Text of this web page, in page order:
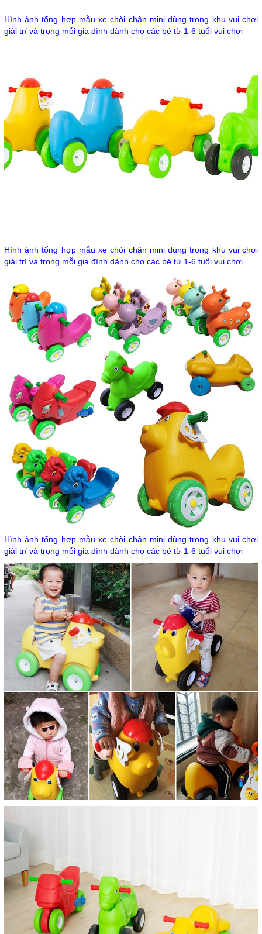
Hình ảnh tổng hợp mẫu xe chòi chân mini dùng trong khu vui chơi
giải trí và trong mỗi gia đình dành cho các bé từ 1-6 tuổi vui chơi
Hình ảnh tổng hợp mẫu xe chòi chân mini dùng trong khu vui chơi
giải trí và trong mỗi gia đình dành cho các bé từ 1-6 tuổi vui chơi
Hình ảnh tổng hợp mẫu xe chòi chân mini dùng trong khu vui chơi
giải trí và trong mỗi gia đình dành cho các bé từ 1-6 tuổi vui chơi